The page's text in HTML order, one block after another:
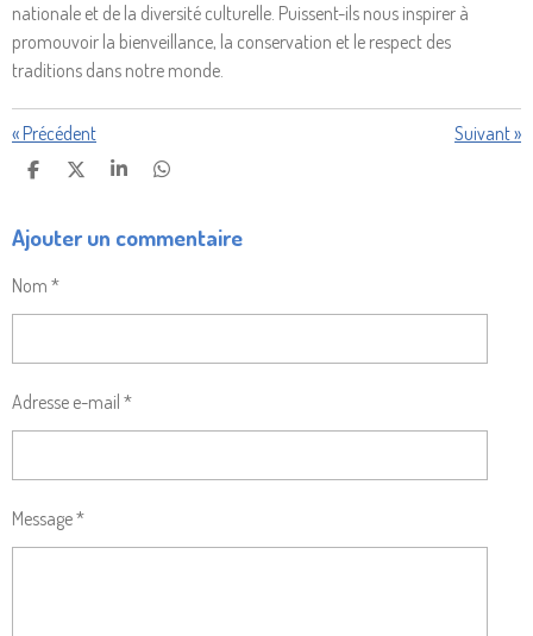
nationale et de la diversité culturelle. Puissent-ils nous inspirer à
promouvoir la bienveillance, la conservation et le respect des
traditions dans notre monde.
« Précédent Suivant»
P
T
A
E
R
P
T
A
R
P
T
A
R
P
T
A
R
Ajouter un commentaire
Nom *
Adresse e-mail *
Message *